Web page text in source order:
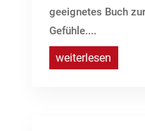
geeignetes Buch
Gefühle....
weiterlesen